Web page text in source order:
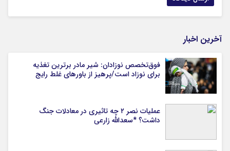
آخرین اخبار
فوق‌تخصص نوزادان: شیر مادر برترین تغذیه
برای نوزاد است/پرهیز از باورهای غلط رایج
عملیات نصر ۲ چه تاثیری در معادلات جنگ
داشت؟ *سعدالله زارعی